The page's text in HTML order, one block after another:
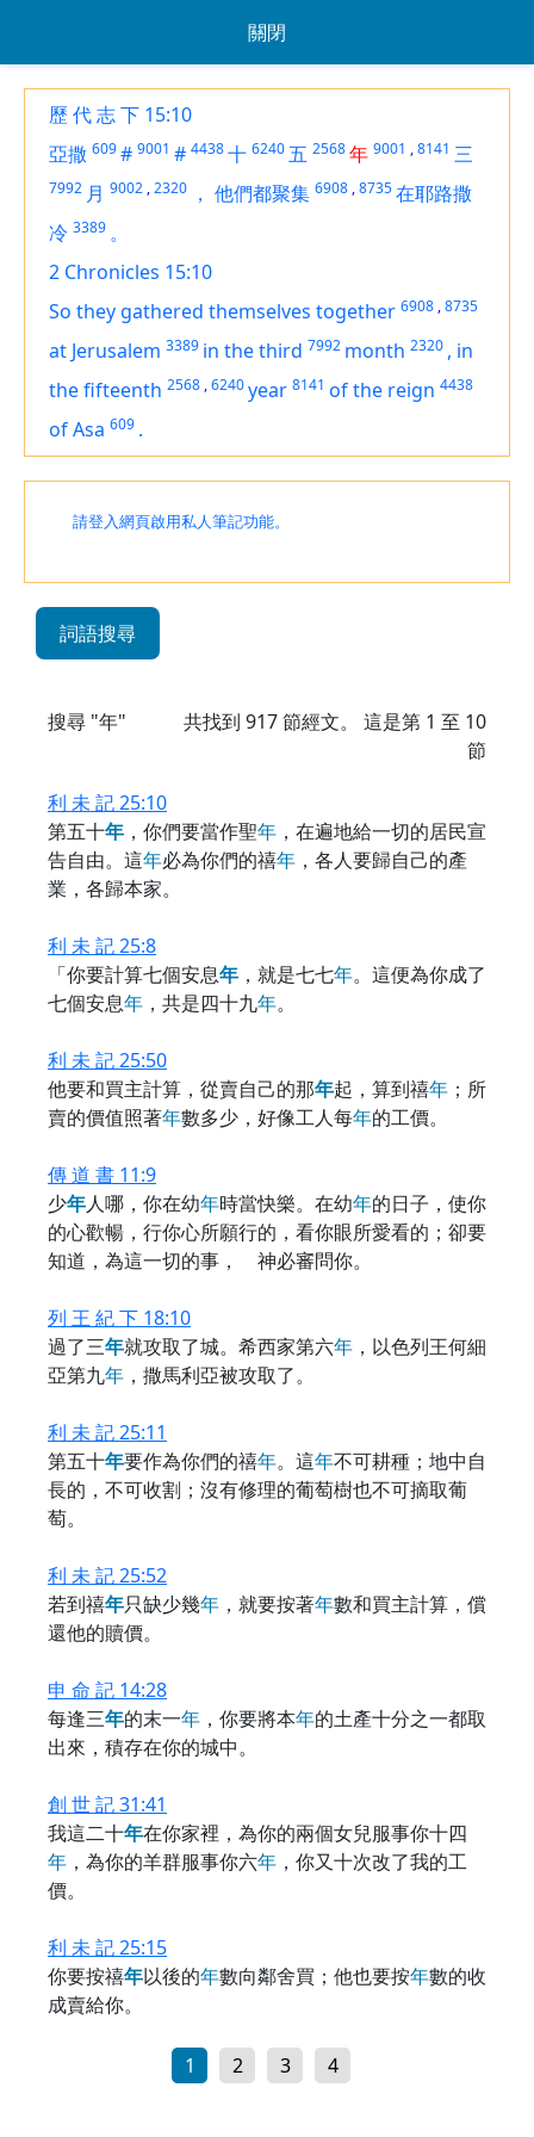
關閉
歷 代 志 下 15:10
亞撒 609# 9001 # 4438十 6240五 2568年 9001 ,8141 三
7992 月 9002 ,2320 ， 他們都聚集 6908 ,8735在耶路撒
冷 3389 。
2 Chronicles 15:10
So they gathered themselves together 6908 ,8735
at Jerusalem 3389 in the third 7992 month 2320 , in
the fifteenth 2568 ,6240year 8141 of the reign 4438
of Asa 609 .
請登入網頁啟用私人筆記功能。
詞語搜尋
搜尋 "年" 共找到 917節經文。 這是第 1 至 10
節
利 未 記 25:10
第五十年 ，你們要當作聖年 ，在遍地給一切的居民宣
告自由。這年必為你們的禧年 ，各人要歸自己的產
業，各歸本家。
利 未 記 25:8
「你要計算七個安息年 ，就是七七年。這便為你成了
七個安息年 ，共是四十九年。
利 未 記 25:50
他要和買主計算，從賣自己的那年起，算到禧年 ；所
賣的價值照著年數多少，好像工人每年的工價。
傳 道 書 11:9
少年人哪，你在幼年時當快樂。在幼年的日子，使你
的心歡暢，行你心所願行的，看你眼所愛看的；卻要
知道，為這一切的事， 神必審問你。
列 王 紀 下 18:10
過了三年就攻取了城。希西家第六年 ，以色列王何細
亞第九年 ，撒馬利亞被攻取了。
利 未 記 25:11
第五十年要作為你們的禧年。這年不可耕種；地中自
長的，不可收割；沒有修理的葡萄樹也不可摘取葡
萄。
利 未 記 25:52
若到禧年只缺少幾年 ，就要按著年數和買主計算，償
還他的贖價。
申 命 記 14:28
每逢三年的末一年 ，你要將本年的土產十分之一都取
出來，積存在你的城中。
創 世 記 31:41
我這二十年在你家裡，為你的兩個女兒服事你十四
年 ，為你的羊群服事你六年 ，你又十次改了我的工
價。
利 未 記 25:15
你要按禧年以後的年數向鄰舍買；他也要按年數的收
成賣給你。
1 2 3 4